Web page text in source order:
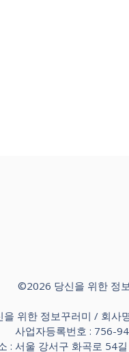
©2026 당신을 위한 정
을 위한 정보꾸러미 / 회사
사업자등록번호 : 756-
: 서울 강서구 화곡로 54